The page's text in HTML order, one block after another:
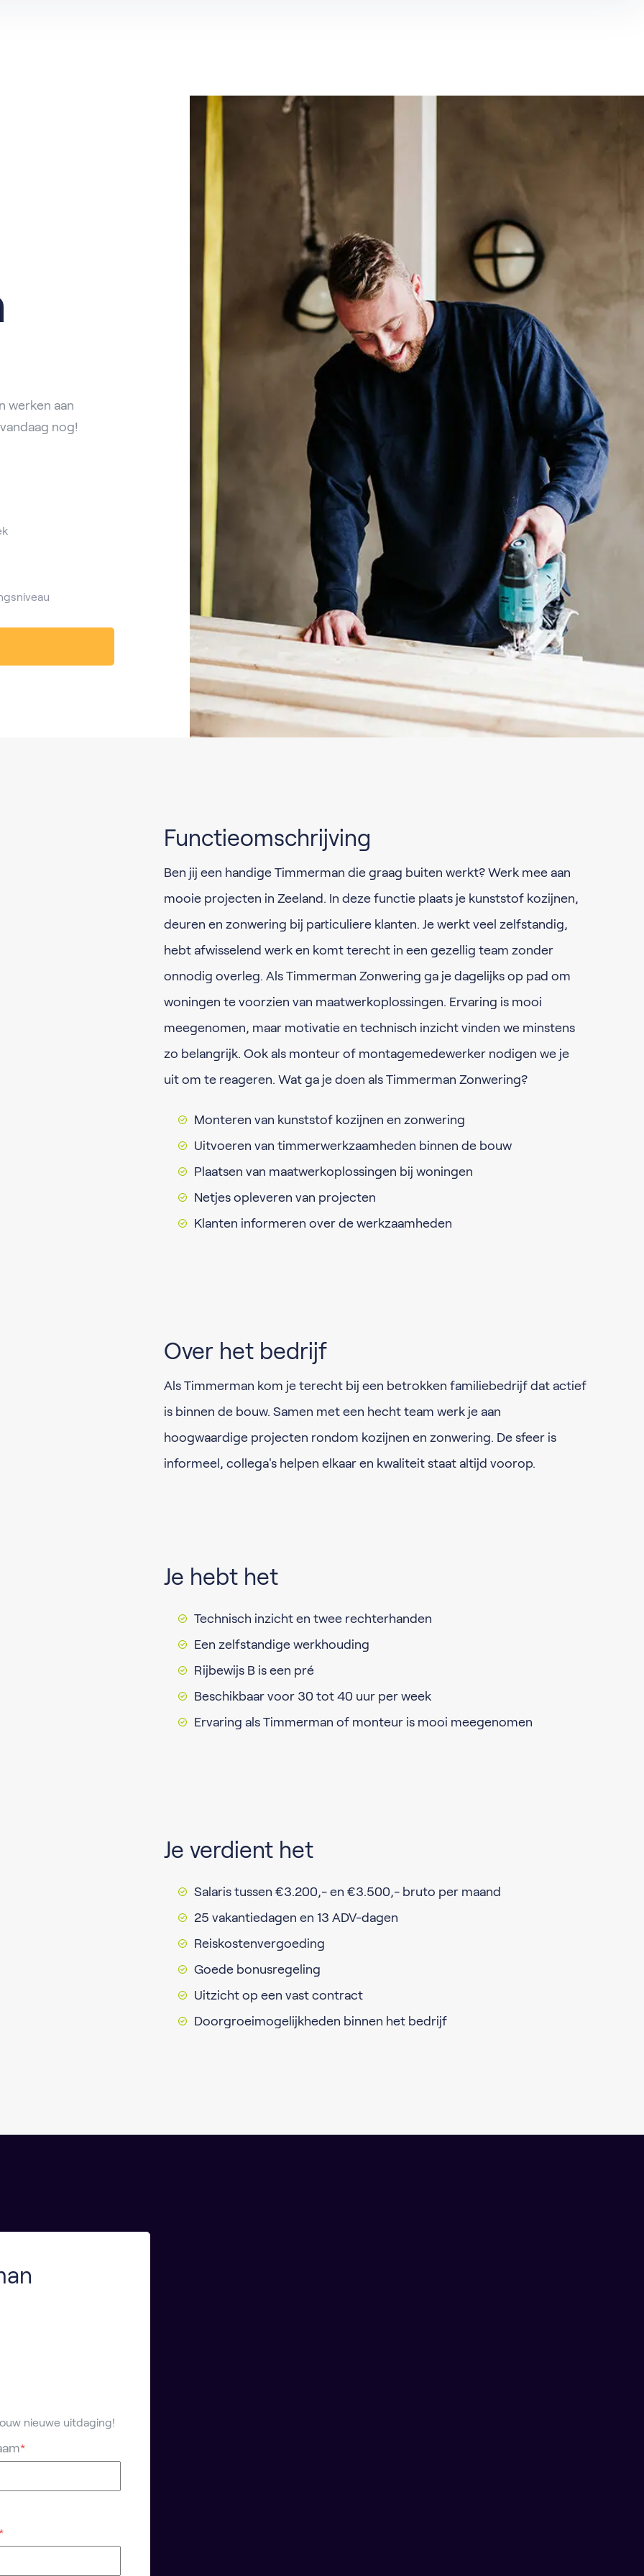
werken aan
nog!
Functieomschrijving
Ben jij een handige Timmerman die graag buiten werkt? Werk mee aan
mooie projecten in Zeeland. In deze functie plaats je kunststof kozijnen,
deuren en zonwering bij particuliere klanten. Je werkt veel zelfstandig,
hebt afwisselend werk en komt terecht in een gezellig team zonder
onnodig overleg. Als Timmerman Zonwering ga je dagelijks op pad om
woningen te voorzien van maatwerkoplossingen. Ervaring is mooi
meegenomen, maar motivatie en technisch inzicht vinden we minstens
zo belangrijk. Ook als monteur of montagemedewerker nodigen we je
uit om te reageren. Wat ga je doen als Timmerman Zonwering?
Monteren van kunststof kozijnen en zonwering
Uitvoeren van timmerwerkzaamheden binnen de bouw
Plaatsen van maatwerkoplossingen bij woningen
Netjes opleveren van projecten
Klanten informeren over de werkzaamheden
Over het bedrijf
Als Timmerman kom je terecht bij een betrokken familiebedrijf dat actief
is binnen de bouw. Samen met een hecht team werk je aan
hoogwaardige projecten rondom kozijnen en zonwering. De sfeer is
informeel, collega's helpen elkaar en kwaliteit staat altijd voorop.
Je hebt het
Technisch inzicht en twee rechterhanden
Een zelfstandige werkhouding
Rijbewijs B is een pré
Beschikbaar voor 30 tot 40 uur per week
Ervaring als Timmerman of monteur is mooi meegenomen
Je verdient het
Salaris tussen €3.200,- en €3.500,- bruto per maand
25 vakantiedagen en 13 ADV-dagen
Reiskostenvergoeding
Goede bonusregeling
Uitzicht op een vast contract
Doorgroeimogelijkheden binnen het bedrijf
nieuwe uitdaging!
*